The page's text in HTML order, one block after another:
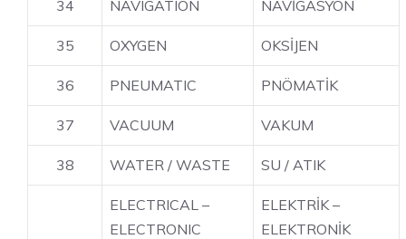
34 NAVIGATION NAVİGASYON
35 OXYGEN OKSİJEN
36 PNEUMATIC PNÖMATİK
37 VACUUM VAKUM
38 WATER / WASTE SU / ATIK
ELECTRICAL –
ELECTRONIC
ELEKTRİK –
ELEKTRONİK